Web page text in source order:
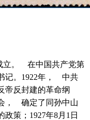
立。 在中国共产党第
记。1922年， 中共
帝反封建的革命纲
， 确定了同孙中山
策；1927年8月1日